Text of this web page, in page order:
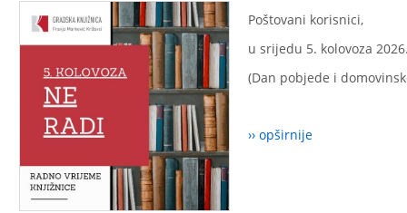
Poštovani korisnici,
u srijedu 5. kolovoza
(Dan pobjede i
›› opširnije